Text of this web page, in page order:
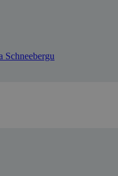
Schneebergu